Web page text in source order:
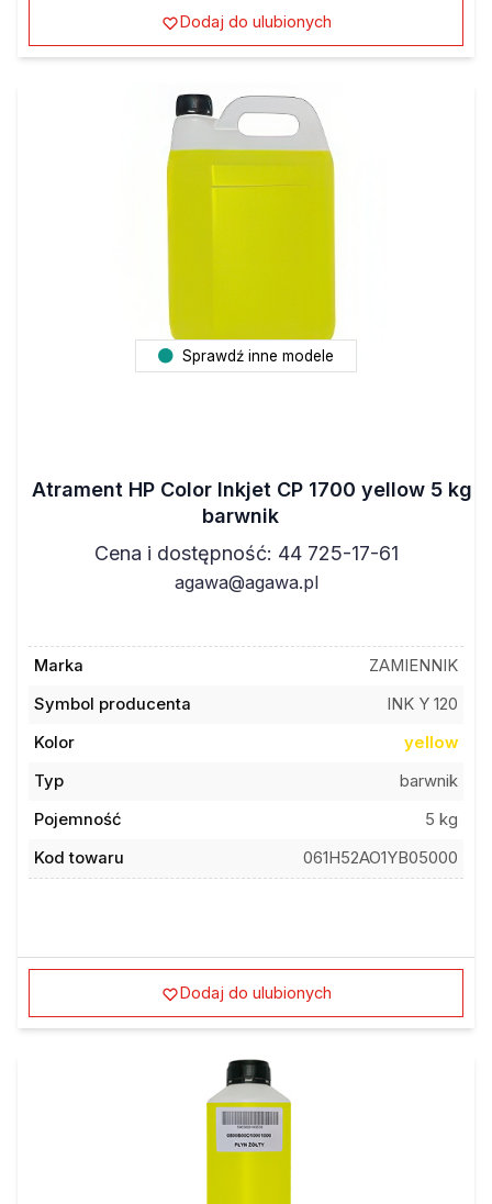
Dodaj do ulubionych
Sprawdź inne modele
Atrament HP Color Inkjet CP 1700 yellow 5 kg
barwnik
Cena i dostępność: 44 725-17-61
agawa@agawa.pl
Marka
ZAMIENNIK
Symbol producenta
INK Y 120
Kolor
yellow
Typ
barwnik
Pojemność
5 kg
Kod towaru
061H52AO1YB05000
Dodaj do ulubionych